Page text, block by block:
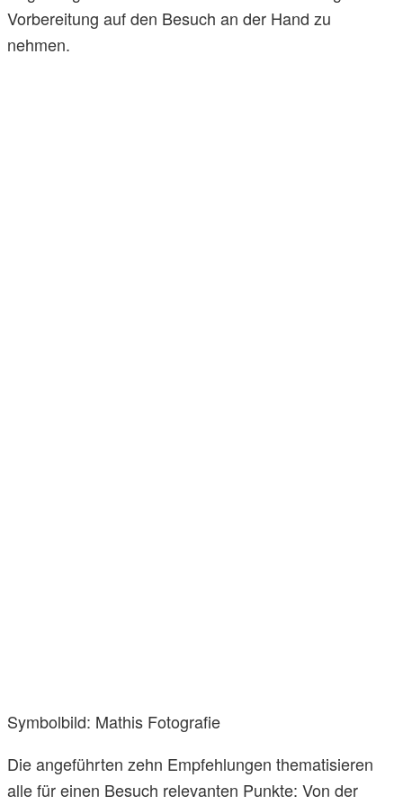
Vorbereitung auf den Besuch an der Hand zu
nehmen.
Symbolbild: Mathis Fotografie
Die angeführten zehn Empfehlungen thematisieren
alle für einen Besuch relevanten Punkte: Von der